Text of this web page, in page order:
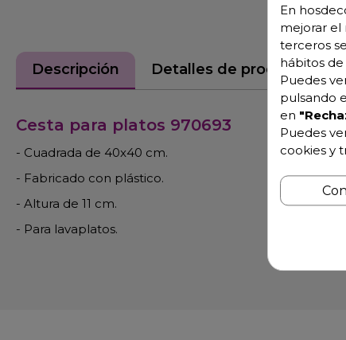
Descripción Detalles de producto
Cesta para platos 970693
- Cuadrada de 40x40 cm.
- Fabricado con plástico.
- Altura de 11 cm.
- Para lavaplatos.
En
mejorar el
terceros
hábitos
Puedes
pulsando
en
Puedes
cookies y